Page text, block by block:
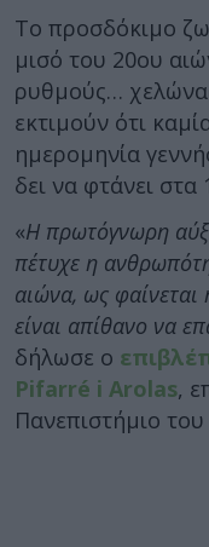
Το προσδόκιμο
μισό του 20ου
ρυθμούς…
εκτιμούν ότι
ημερομηνία
δει να φτάνει στα
«Η πρωτόγνωρη
πέτυχε η
αιώνα, ως
είναι απίθανο να
δήλωσε ο
Pifarré i Arolas,
Πανεπιστήμιο